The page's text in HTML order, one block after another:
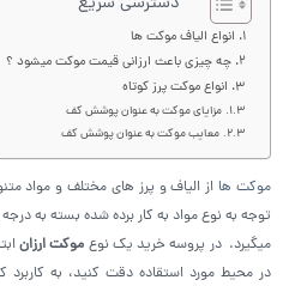
انواع الیاف موکت ها
چه چیزی باعث ارزانی قیمت موکت میشود ؟
انواع موکت پرز کوتاه
مزایای موکت به عنوان پوشش کف
معایب موکت به عنوان پوشش کف
موکت ها از الیاف و پرز های مختلف و مواد
توجه به نوع مواد به کار برده شده بسته به
میگیرد. در پروسه خرید یک نوع موکت ارزان
در محیط مورد استقاده دقت کنید، به کاربرد